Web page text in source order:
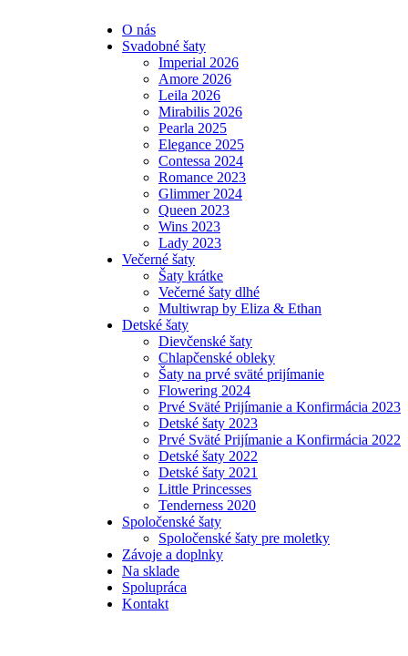
O nás
Svadobné šaty
Imperial 2026
Amore 2026
Leila 2026
Mirabilis 2026
Pearla 2025
Elegance 2025
Contessa 2024
Romance 2023
Glimmer 2024
Queen 2023
Wins 2023
Lady 2023
Večerné šaty
Šaty krátke
Večerné šaty dlhé
Multiwrap by Eliza & Ethan
Detské šaty
Dievčenské šaty
Chlapčenské obleky
Šaty na prvé sväté prijímanie
Flowering 2024
Prvé Sväté Prijímanie a Konfirmácia 2023
Detské šaty 2023
Prvé Sväté Prijímanie a Konfirmácia 2022
Detské šaty 2022
Detské šaty 2021
Little Princesses
Tenderness 2020
Spoločenské šaty
Spoločenské šaty pre moletky
Závoje a doplnky
Na sklade
Spolupráca
Kontakt